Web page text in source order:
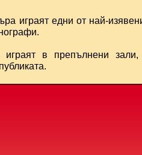
играят едни от най-
играят в препълнени